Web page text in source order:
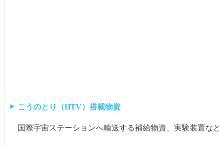
こうのとり（HTV）搭載物資
国際宇宙ステーションへ輸送する補給物資、実験装置な